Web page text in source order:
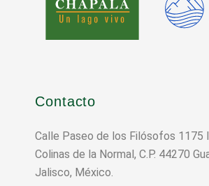
Contacto
Calle Paseo de los Filósofos 1175
Colinas de la Normal, C.P. 44270
Jalisco, México.